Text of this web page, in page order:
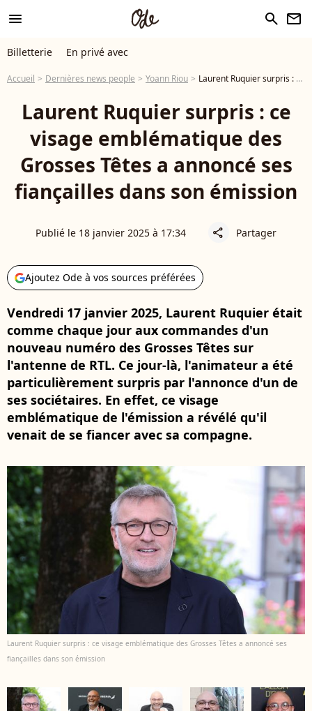
menu search newsletter
Billetterie En privé avec
Accueil Dernières news people Yoann Riou Laurent Ruquier surpris : ce visage emblématique des Grosses Têtes a annoncé ses fiançailles dans son émission
Laurent Ruquier surpris : ce
visage emblématique des
Grosses Têtes a annoncé ses
fiançailles dans son émission
Publié le 18 janvier 2025 à 17:34 share Partager
Ajoutez Ode à vos sources préférées
Vendredi 17 janvier 2025, Laurent Ruquier était
comme chaque jour aux commandes d'un
nouveau numéro des Grosses Têtes sur
l'antenne de RTL. Ce jour-là, l'animateur a été
particulièrement surpris par l'annonce d'un de
ses sociétaires. En effet, ce visage
emblématique de l'émission a révélé qu'il
venait de se fiancer avec sa compagne.
Laurent Ruquier surpris : ce visage emblématique des Grosses Têtes a annoncé ses
fiançailles dans son émission